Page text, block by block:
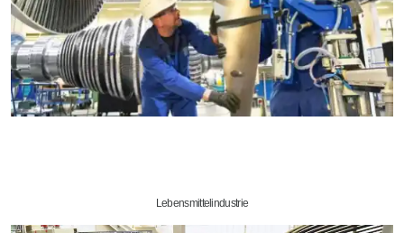
Lebensmittelindustrie